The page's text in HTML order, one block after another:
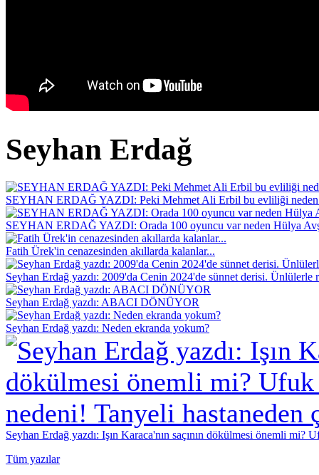
Seyhan Erdağ
SEYHAN ERDAĞ YAZDI: Peki Mehmet Ali Erbil bu evliliği neden
SEYHAN ERDAĞ YAZDI: Orada 100 oyuncu var neden Hülya
Fatih Ürek'in cenazesinden akıllarda kalanlar...
Seyhan Erdağ yazdı: 2009'da Cenin 2024'de sünnet derisi.
Seyhan Erdağ yazdı: ABACI DÖNÜYOR
Seyhan Erdağ yazdı: Neden ekranda yokum?
Seyhan Erdağ yazdı: Işın Karaca'nın saçının dökülmesi önemli mi?
Tüm yazılar